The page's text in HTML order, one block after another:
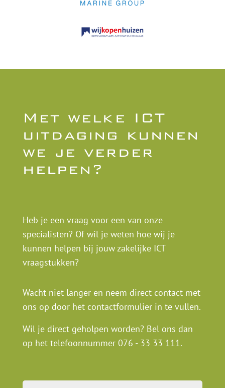
Met welke ICT
uitdaging kunnen
we je verder
helpen?
Heb je een vraag voor een van onze
specialisten? Of wil je weten hoe wij je
kunnen helpen bij jouw zakelijke ICT
vraagstukken?
Wacht niet langer en neem direct contact met
ons op door het contactformulier in te vullen.
Wil je direct geholpen worden? Bel ons dan
op het telefoonnummer 076 - 33 33 111.